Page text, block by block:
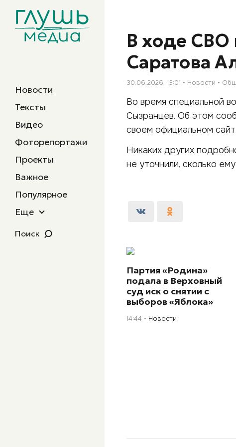
Новости
Тексты
Видео
Фоторепортажи
Проекты
Важное
Популярное
Еще
Поиск
В ходе СВО
Саратова
30.06.2026, 13:01 Новости
Во время специальной
Сызранцев. Об этом
своем официальном
Никаких других
не уточнили, сколько
Партия «Родина»
подала в Верховный
суд иск о снятии с
выборов «Яблока»
14:44 Новости